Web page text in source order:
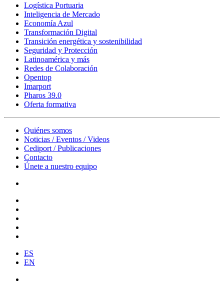
Logística Portuaria
Inteligencia de Mercado
Economía Azul
Transformación Digital
Transición energética y sostenibilidad
Seguridad y Protección
Latinoamérica y más
Redes de Colaboración
Opentop
Imarport
Pharos 39.0
Oferta formativa
Quiénes somos
Noticias / Eventos / Videos
Cediport / Publicaciones
Contacto
Únete a nuestro equipo
ES
EN